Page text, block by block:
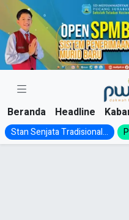
Skip
content
Beranda Headline
Stan Senjata Tradisional...